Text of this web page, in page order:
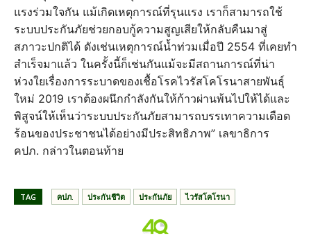
แรงร่วมใจกัน แม้เกิดเหตุการณ์ที่รุนแรง เราก็สามารถใช้
ระบบประกันภัยช่วยกอบกู้ความสูญเสียให้กลับคืนมาสู่
สภาวะปกติได้ ดังเช่นเหตุการณ์น้ำท่วมเมื่อปี 2554 ที่เคยทำ
สำเร็จมาแล้ว ในครั้งนี้ก็เช่นกันแม้จะมีสถานการณ์ที่น่า
ห่วงใยเรื่องการระบาดของเชื้อโรคไวรัสโคโรนาสายพันธุ์
ใหม่ 2019 เราต้องผนึกกำลังกันให้ก้าวผ่านพ้นไปให้ได้และ
พิสูจน์ให้เห็นว่าระบบประกันภัยสามารถบรรเทาความเดือด
ร้อนของประชาชนได้อย่างมีประสิทธิภาพ” เลขาธิการ
คปภ. กล่าวในตอนท้าย
TAG คปภ. ประกันชีวิต ประกันภัย ไวรัสโคโรนา